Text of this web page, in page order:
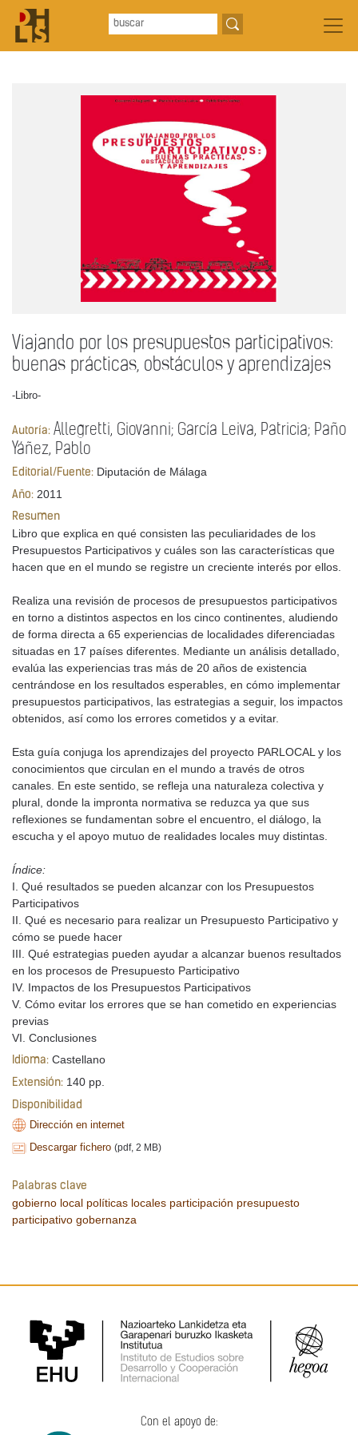
Viajando por los presupuestos participativos:
buenas prácticas, obstáculos y aprendizajes
-Libro-
Autoría: Allegretti, Giovanni; García Leiva, Patricia; Paño
Yáñez, Pablo
Editorial/Fuente: Diputación de Málaga
Año: 2011
Resumen
Libro que explica en qué consisten las peculiaridades de los
Presupuestos Participativos y cuáles son las características que
hacen que en el mundo se registre un creciente interés por ellos.
Realiza una revisión de procesos de presupuestos participativos
en torno a distintos aspectos en los cinco continentes, aludiendo
de forma directa a 65 experiencias de localidades diferenciadas
situadas en 17 países diferentes. Mediante un análisis detallado,
evalúa las experiencias tras más de 20 años de existencia
centrándose en los resultados esperables, en cómo implementar
presupuestos participativos, las estrategias a seguir, los impactos
obtenidos, así como los errores cometidos y a evitar.
Esta guía conjuga los aprendizajes del proyecto PARLOCAL y los
conocimientos que circulan en el mundo a través de otros
canales. En este sentido, se refleja una naturaleza colectiva y
plural, donde la impronta normativa se reduzca ya que sus
reflexiones se fundamentan sobre el encuentro, el diálogo, la
escucha y el apoyo mutuo de realidades locales muy distintas.
Índice:
I. Qué resultados se pueden alcanzar con los Presupuestos
Participativos
II. Qué es necesario para realizar un Presupuesto Participativo y
cómo se puede hacer
III. Qué estrategias pueden ayudar a alcanzar buenos resultados
en los procesos de Presupuesto Participativo
IV. Impactos de los Presupuestos Participativos
V. Cómo evitar los errores que se han cometido en experiencias
previas
VI. Conclusiones
Idioma: Castellano
Extensión: 140 pp.
Disponibilidad
Dirección en internet
Descargar fichero (pdf, 2 MB)
Palabras clave
gobierno local políticas locales participación presupuesto
participativo gobernanza
Con el apoyo de: